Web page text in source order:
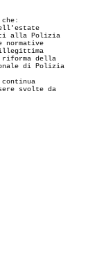
alla Polizia
riforma della
di Polizia
svolte da